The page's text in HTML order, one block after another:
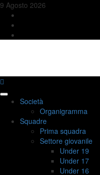
Skip
content
9 Agosto 2026
PrimarySocietà
Organigramma
Squadre
Prima squadra
Settore giovanile
Under 19
Under 17
Under 16